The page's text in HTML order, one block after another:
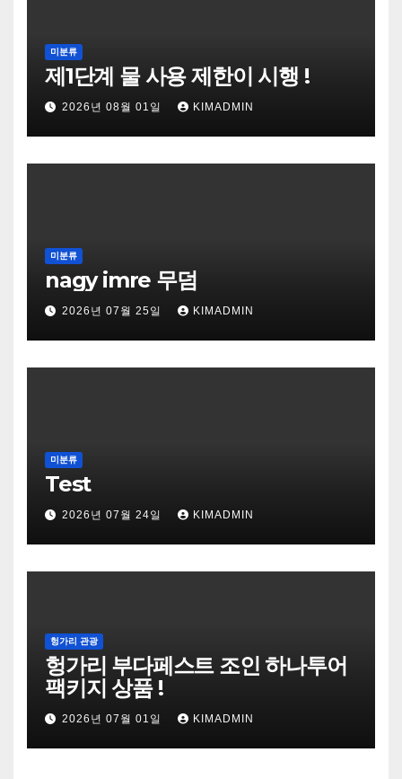
미분류
제1단계 물 사용 제한이 시행 !
2026년 08월 01일 KIMADMIN
미분류
nagy imre 무덤
2026년 07월 25일 KIMADMIN
미분류
Test
2026년 07월 24일 KIMADMIN
헝가리 관광
헝가리 부다페스트 조인 하나투어
팩키지 상품 !
2026년 07월 01일 KIMADMIN